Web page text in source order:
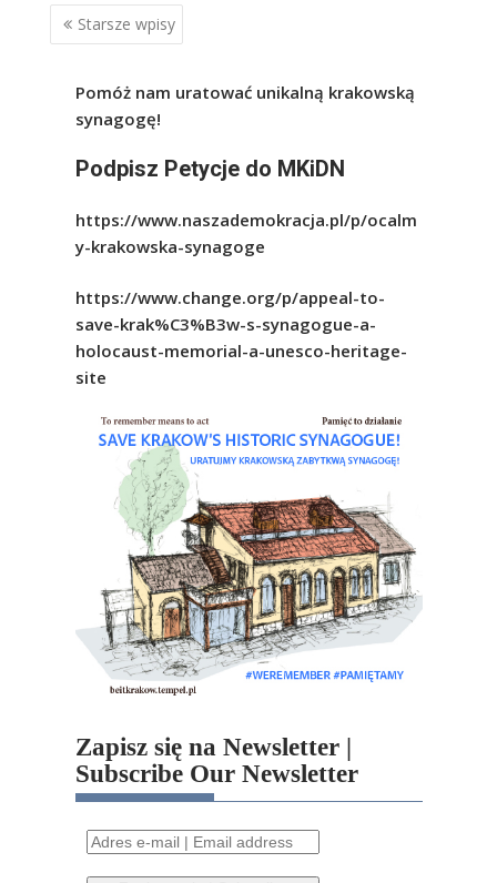
Nawigacja
po
Starsze wpisy
Pomóż nam uratować unikalną krakowską
synagogę!
Podpisz Petycje do MKiDN
https://www.naszademokracja.pl/p/ocalm
y-krakowska-synagoge
https://www.change.org/p/appeal-to-
save-krak%C3%B3w-s-synagogue-a-
holocaust-memorial-a-unesco-heritage-
site
Zapisz się na Newsletter |
Subscribe Our Newsletter